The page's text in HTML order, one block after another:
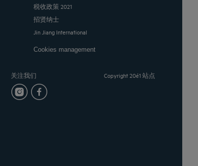
税收政策 2021
招贤纳士
Jin Jiang International
Cookies management
关注我们 Copyright 20é1 站点